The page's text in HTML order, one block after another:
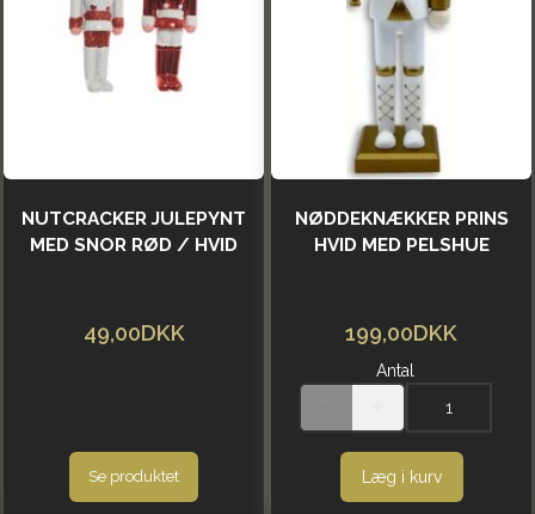
NUTCRACKER JULEPYNT
MED SNOR RØD / HVID
49,00DKK
Se produktet
NØDDEKNÆKKER PRINS
HVID MED PELSHUE
199,00DKK
Antal
Læg i kurv